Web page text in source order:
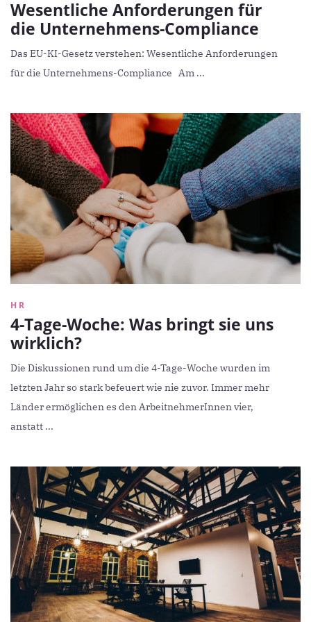
Wesentliche Anforderungen für
die Unternehmens-Compliance
Das EU-KI-Gesetz verstehen: Wesentliche Anforderungen
für die Unternehmens-Compliance Am ...
HR
4-Tage-Woche: Was bringt sie uns
wirklich?
Die Diskussionen rund um die 4-Tage-Woche wurden im
letzten Jahr so stark befeuert wie nie zuvor. Immer mehr
Länder ermöglichen es den ArbeitnehmerInnen vier,
anstatt ...